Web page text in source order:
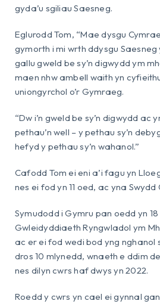
gyda’u sgiliau Saesneg.
Eglurodd Tom, “Mae dysgu
gymorth i mi wrth ddysgu Saesneg
gallu gweld be sy’n digwydd ym
maen nhw ambell waith yn
uniongyrchol o’r Gymraeg.
“Dw i’n gweld be sy’n digwydd ac
pethau’n well – y pethau sy’n
hefyd y pethau sy’n wahanol.”
Cafodd Tom ei eni a’i fagu yn
nes ei fod yn 11 oed, ac yna
Symudodd i Gymru pan oedd yn
Gwleidyddiaeth Ryngwladol ym
ac er ei fod wedi bod yng nghanol
dros 10 mlynedd, wnaeth e ddim
nes dilyn cwrs haf dwys yn 2022.
Roedd y cwrs yn cael ei gynnal